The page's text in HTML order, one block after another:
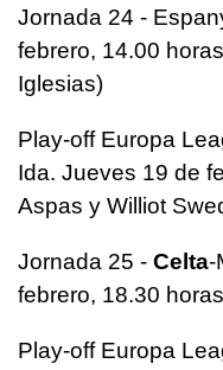
Jornada 24 -
febrero, 14.00
Iglesias)
Play-off Europa
Ida. Jueves 19 de
Aspas y Williot
Jornada 25 - Celta-
febrero, 18.30
Play-off Europa